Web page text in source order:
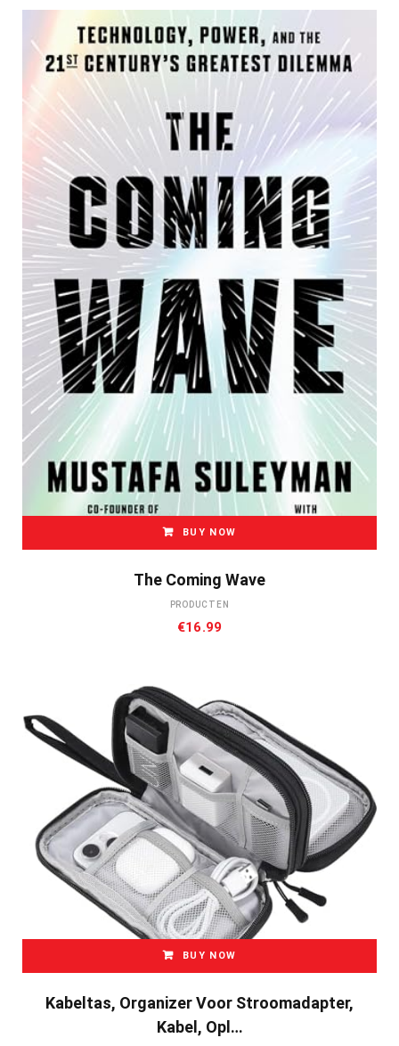
BUY NOW
The Coming Wave
PRODUCTEN
€16.99
BUY NOW
Kabeltas, Organizer Voor Stroomadapter,
Kabel, Opl…